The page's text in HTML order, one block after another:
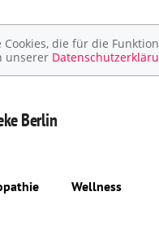
die für die
unserer
Berlin
Wellness